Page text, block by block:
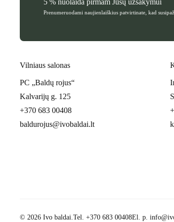
5 % nuolaida pirmam Jūsų užsakymui
Prenumeruodami naujienlaiškius patvirtinate, kad
Vilniaus salonas
PC „Baldų rojus“
Kalvarijų g. 125
+370 683 00408
baldurojus@ivobaldai.lt
© 2026 Ivo baldai.Tel.+370 683 00408El. p.